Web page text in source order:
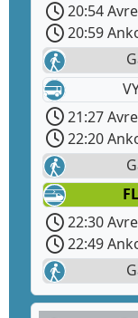
20:54
20:59
21:27
22:20
22:30
22:49